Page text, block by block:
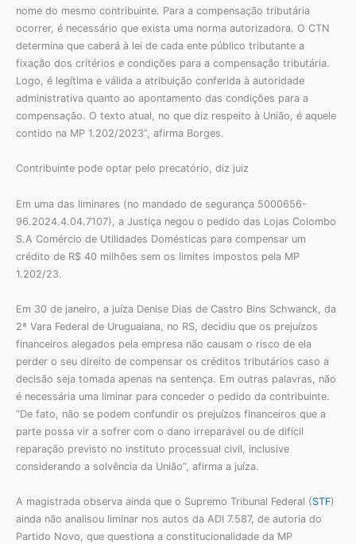
nome do mesmo contribuinte. Para a compensação tributária
ocorrer, é necessário que exista uma norma autorizadora. O CTN
determina que caberá à lei de cada ente público tributante a
fixação dos critérios e condições para a compensação tributária.
Logo, é legítima e válida a atribuição conferida à autoridade
administrativa quanto ao apontamento das condições para a
compensação. O texto atual, no que diz respeito à União, é aquele
contido na MP 1.202/2023”, afirma Borges.
Contribuinte pode optar pelo precatório, diz juiz
Em uma das liminares (no mandado de segurança 5000656-
96.2024.4.04.7107), a Justiça negou o pedido das Lojas Colombo
S.A Comércio de Utilidades Domésticas para compensar um
crédito de R$ 40 milhões sem os limites impostos pela MP
1.202/23.
Em 30 de janeiro, a juíza Denise Dias de Castro Bins Schwanck, da
2ª Vara Federal de Uruguaiana, no RS, decidiu que os prejuízos
financeiros alegados pela empresa não causam o risco de ela
perder o seu direito de compensar os créditos tributários caso a
decisão seja tomada apenas na sentença. Em outras palavras, não
é necessária uma liminar para conceder o pedido da contribuinte.
“De fato, não se podem confundir os prejuízos financeiros que a
parte possa vir a sofrer com o dano irreparável ou de difícil
reparação previsto no instituto processual civil, inclusive
considerando a solvência da União”, afirma a juíza.
A magistrada observa ainda que o Supremo Tribunal Federal (STF)
ainda não analisou liminar nos autos da ADI 7.587, de autoria do
Partido Novo, que questiona a constitucionalidade da MP